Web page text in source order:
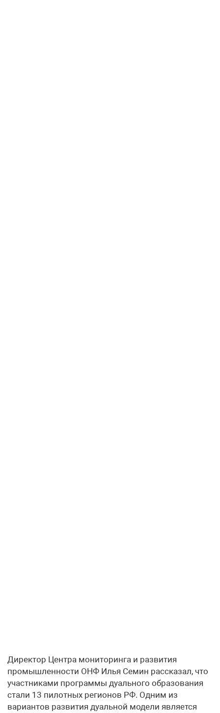
Директор Центра мониторинга и развития
промышленности ОНФ Илья Семин рассказал, что
участниками программы дуального образования
стали 13 пилотных регионов РФ. Одним из
вариантов развития дуальной модели является